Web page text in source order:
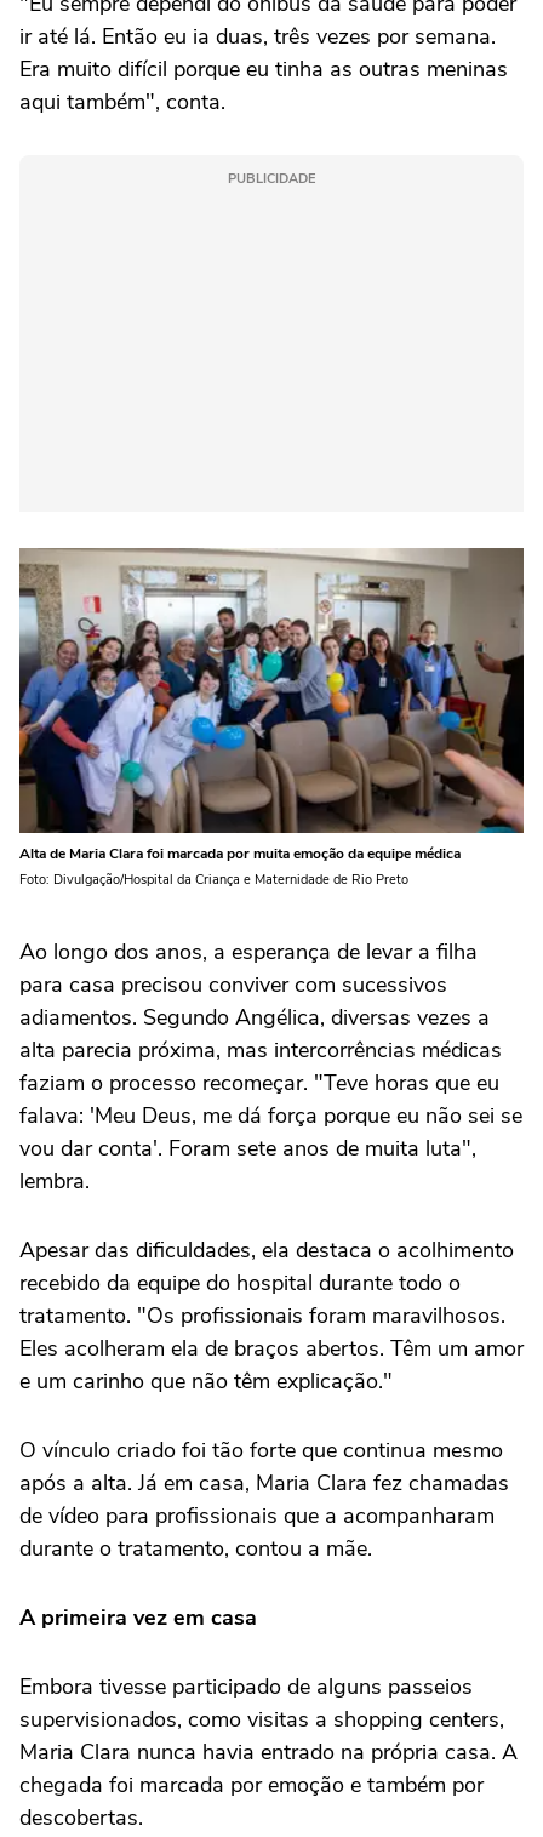
ir até lá. Então eu ia duas, três vezes por semana.
Era muito difícil porque eu tinha as outras meninas
aqui também", conta.
PUBLICIDADE
Alta de Maria Clara foi marcada por muita emoção da equipe médica
Foto: Divulgação/Hospital da Criança e Maternidade de Rio Preto
Ao longo dos anos, a esperança de levar a filha
para casa precisou conviver com sucessivos
adiamentos. Segundo Angélica, diversas vezes a
alta parecia próxima, mas intercorrências médicas
faziam o processo recomeçar. "Teve horas que eu
falava: 'Meu Deus, me dá força porque eu não sei se
vou dar conta'. Foram sete anos de muita luta",
lembra.
Apesar das dificuldades, ela destaca o acolhimento
recebido da equipe do hospital durante todo o
tratamento. "Os profissionais foram maravilhosos.
Eles acolheram ela de braços abertos. Têm um amor
e um carinho que não têm explicação."
O vínculo criado foi tão forte que continua mesmo
após a alta. Já em casa, Maria Clara fez chamadas
de vídeo para profissionais que a acompanharam
durante o tratamento, contou a mãe.
A primeira vez em casa
Embora tivesse participado de alguns passeios
supervisionados, como visitas a shopping centers,
Maria Clara nunca havia entrado na própria casa. A
chegada foi marcada por emoção e também por
descobertas.